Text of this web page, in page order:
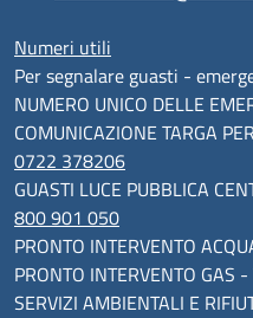
Numeri utili
Per segnalare guasti -
NUMERO UNICO DELLE
COMUNICAZIONE TARGA
0722 378206
GUASTI LUCE PUBBLICA
800 901 050
PRONTO INTERVENTO
PRONTO INTERVENTO GAS
SERVIZI AMBIENTALI E